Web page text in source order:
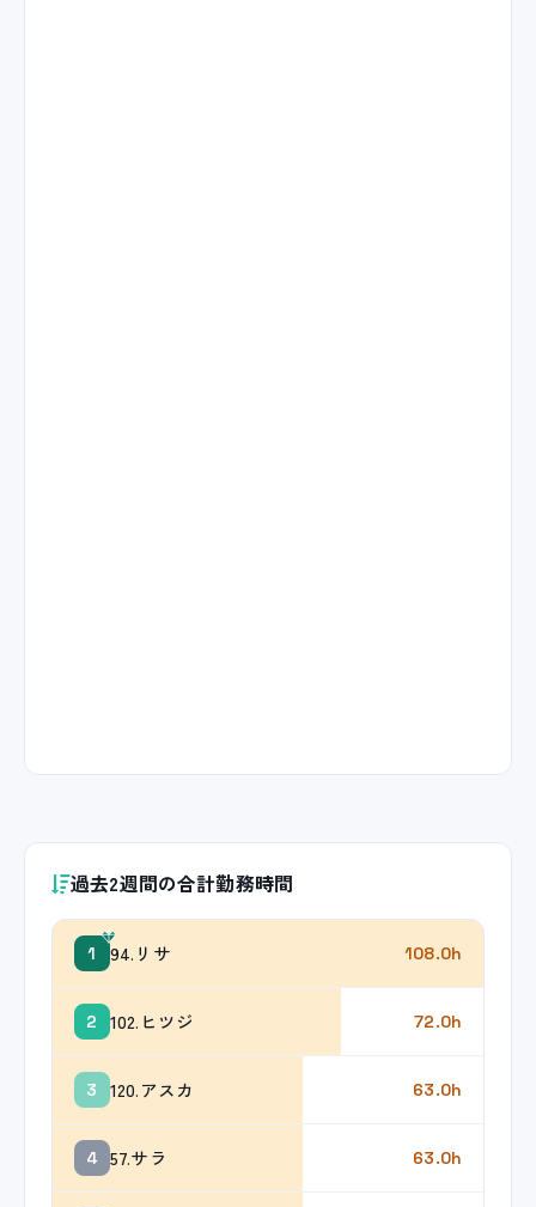
過去2週間の合計勤務時間
1 94.リサ 108.0h
2 102.ヒツジ 72.0h
3 120.アスカ 63.0h
4 57.サラ 63.0h